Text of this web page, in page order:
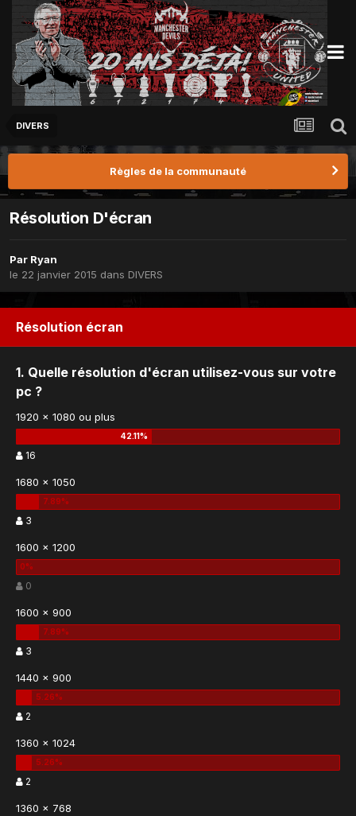
DIVERS
Règles de la communauté
Résolution D'écran
Par Ryan
le 22 janvier 2015 dans DIVERS
Résolution écran
1. Quelle résolution d'écran utilisez-vous sur votre
pc ?
1920 x 1080 ou plus
16
1680 x 1050
3
1600 x 1200
0
1600 x 900
3
1440 x 900
2
1360 x 1024
2
1360 x 768